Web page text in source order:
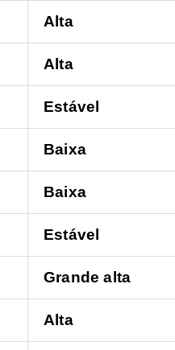
Alta
Alta
Estável
Baixa
Baixa
Estável
Grande alta
Alta